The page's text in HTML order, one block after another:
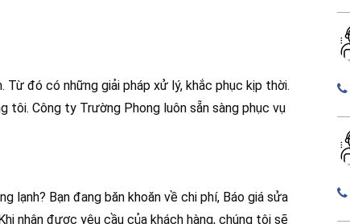
đó có những giải pháp xử lý, khắc phục kịp thời.
tôi. Công ty Trường Phong luôn sẵn sàng phục vụ
lạnh? Bạn đang băn khoăn về chi phí, Báo giá sửa
nhận được yêu cầu của khách hàng, chúng tôi sẽ